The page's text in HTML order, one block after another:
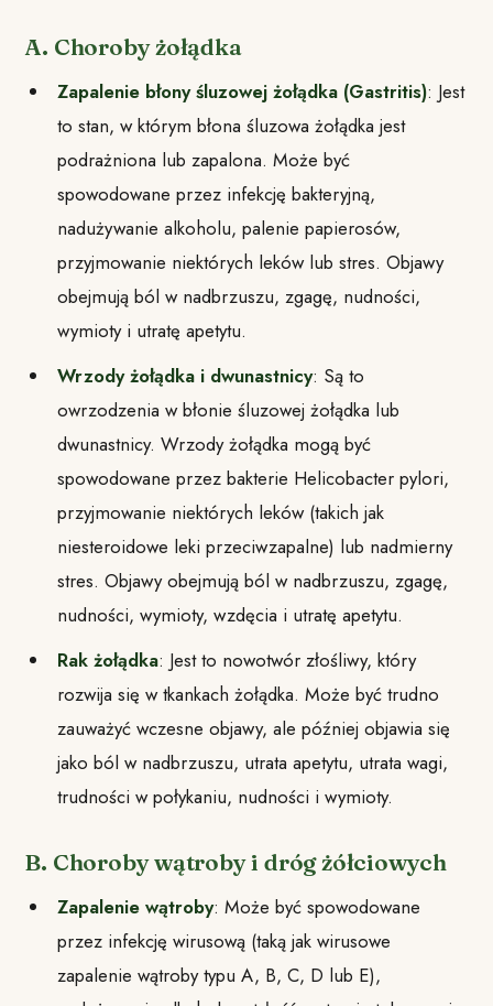
A. Choroby żołądka
Zapalenie błony śluzowej żołądka (Gastritis): Jest
to stan, w którym błona śluzowa żołądka jest
podrażniona lub zapalona. Może być
spowodowane przez infekcję bakteryjną,
nadużywanie alkoholu, palenie papierosów,
przyjmowanie niektórych leków lub stres. Objawy
obejmują ból w nadbrzuszu, zgagę, nudności,
wymioty i utratę apetytu.
Wrzody żołądka i dwunastnicy: Są to
owrzodzenia w błonie śluzowej żołądka lub
dwunastnicy. Wrzody żołądka mogą być
spowodowane przez bakterie Helicobacter pylori,
przyjmowanie niektórych leków (takich jak
niesteroidowe leki przeciwzapalne) lub nadmierny
stres. Objawy obejmują ból w nadbrzuszu, zgagę,
nudności, wymioty, wzdęcia i utratę apetytu.
Rak żołądka: Jest to nowotwór złośliwy, który
rozwija się w tkankach żołądka. Może być trudno
zauważyć wczesne objawy, ale później objawia się
jako ból w nadbrzuszu, utrata apetytu, utrata wagi,
trudności w połykaniu, nudności i wymioty.
B. Choroby wątroby i dróg żółciowych
Zapalenie wątroby: Może być spowodowane
przez infekcję wirusową (taką jak wirusowe
zapalenie wątroby typu A, B, C, D lub E),